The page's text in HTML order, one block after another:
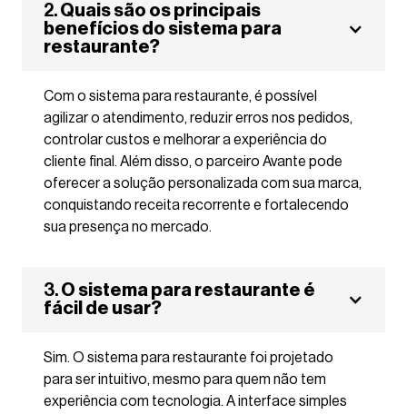
2. Quais são os principais
benefícios do sistema para
restaurante?
Com o sistema para restaurante, é possível
agilizar o atendimento, reduzir erros nos pedidos,
controlar custos e melhorar a experiência do
cliente final. Além disso, o parceiro Avante pode
oferecer a solução personalizada com sua marca,
conquistando receita recorrente e fortalecendo
sua presença no mercado.
3. O sistema para restaurante é
fácil de usar?
Sim. O sistema para restaurante foi projetado
para ser intuitivo, mesmo para quem não tem
experiência com tecnologia. A interface simples